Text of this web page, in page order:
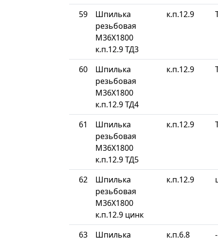
59
Шпилька
резьбовая
М36Х1800
к.п.12.9 ТД3
к.п.12.9
60
Шпилька
резьбовая
М36Х1800
к.п.12.9 ТД4
к.п.12.9
61
Шпилька
резьбовая
М36Х1800
к.п.12.9 ТД5
к.п.12.9
62
Шпилька
резьбовая
М36Х1800
к.п.12.9 цинк
к.п.12.9
63
Шпилька
к.п.6.8 -